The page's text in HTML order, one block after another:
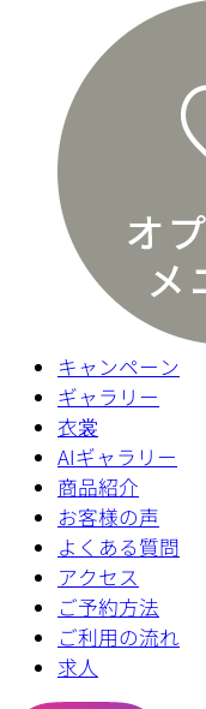
キャンペーン
ギャラリー
衣裳
AIギャラリー
商品紹介
お客様の声
よくある質問
アクセス
ご予約方法
ご利用の流れ
求人